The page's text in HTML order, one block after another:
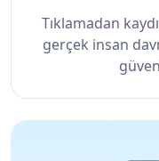
Tıklamadan
gerçek insan